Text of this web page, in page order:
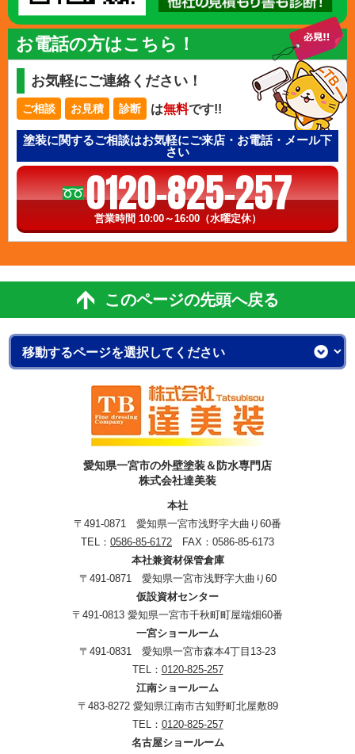
お電話の方はこちら！
お気軽にご連絡ください！
ご相談 お見積 診断 は無料です!!
塗装に関するご相談はお気軽にご来店・お電話・メール下
さい
0120-825-257
営業時間 10:00～16:00（水曜定休）
このページの先頭へ戻る
愛知県一宮市の外壁塗装＆防水専門店
株式会社達美装
本社
〒491-0871 愛知県一宮市浅野字大曲り60番
TEL： 0586-85-6172 FAX：0586-85-6173
本社兼資材保管倉庫
〒491-0871 愛知県一宮市浅野字大曲り60
仮設資材センター
〒491-0813 愛知県一宮市千秋町町屋端畑60番
一宮ショールーム
〒491-0831 愛知県一宮市森本4丁目13-23
TEL： 0120-825-257
江南ショールーム
〒483-8272 愛知県江南市古知野町北屋敷89
TEL： 0120-825-257
名古屋ショールーム